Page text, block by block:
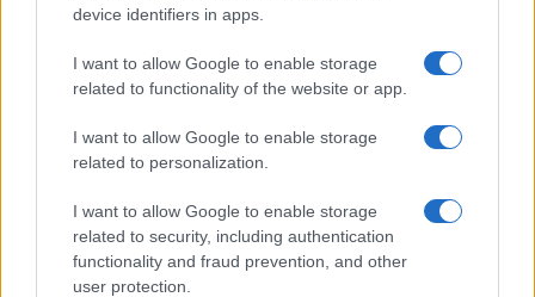
device identifiers in apps.
I want to allow Google to enable storage
related to functionality of the website or app.
I want to allow Google to enable storage
related to personalization.
I want to allow Google to enable storage
related to security, including authentication
functionality and fraud prevention, and other
user protection.